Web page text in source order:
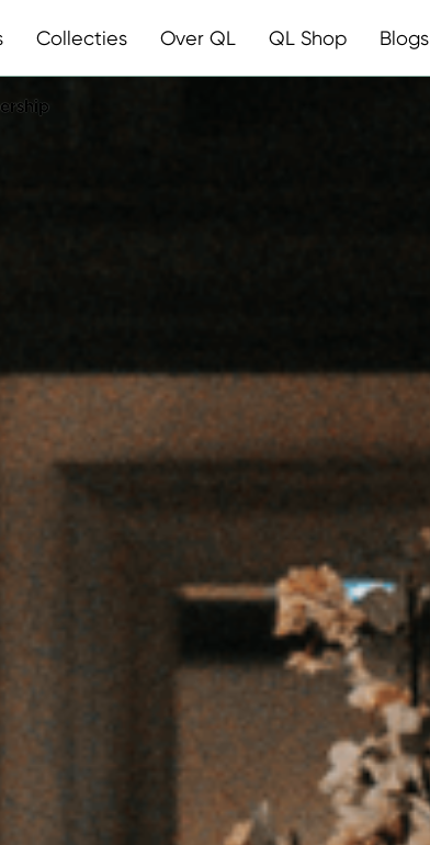
Collecties Over QL QL Shop Blogs